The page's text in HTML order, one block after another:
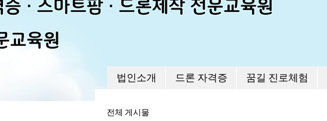
법인소개 드론 자격증 꿈길 진로체험
전체 게시물